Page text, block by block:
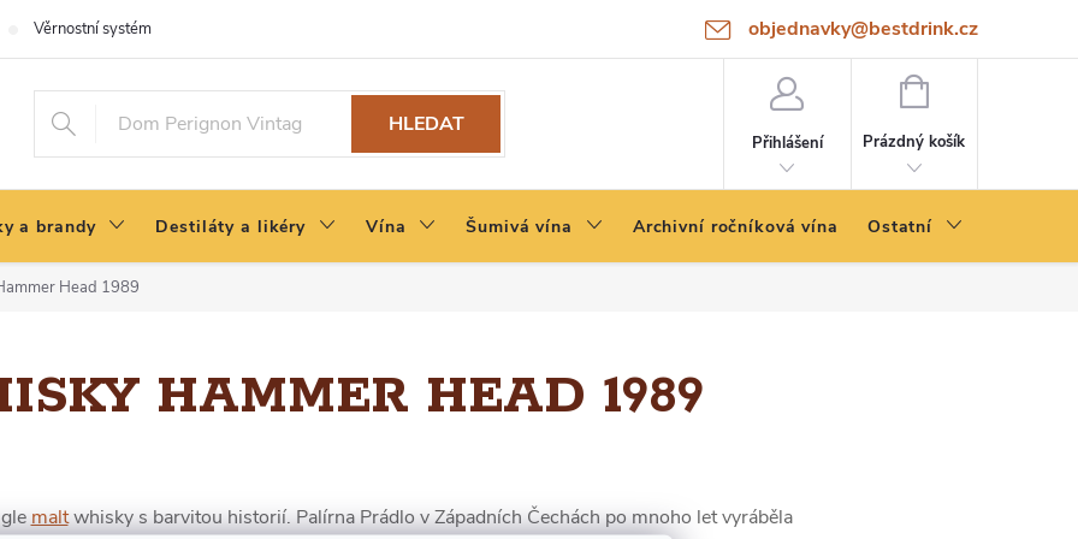
objednavky@bestdrink.cz
Věrnostní systém
HLEDAT
Přihlášení
NÁKUPNÍ
Prázdný košík
a brandy Destiláty a likéry Vína Šumivá vína Archivní ročníková vína Ostatní
Head 1989
HAMMER HEAD 1989
maltwhisky s barvitou historií. Palírna Prádlo v Západních Čechách po mnoho let vyráběla